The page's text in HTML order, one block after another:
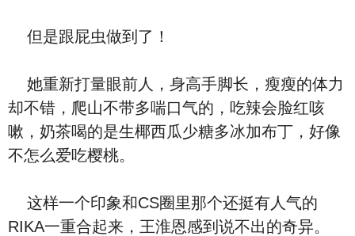
但是跟屁虫做到了！
她重新打量眼前人，身高手脚长，瘦瘦的体力
却不错，爬山不带多喘口气的，吃辣会脸红咳
嗽，奶茶喝的是生椰西瓜少糖多冰加布丁，好像
不怎么爱吃樱桃。
这样一个印象和CS圈里那个还挺有人气的
RIKA一重合起来，王淮恩感到说不出的奇异。